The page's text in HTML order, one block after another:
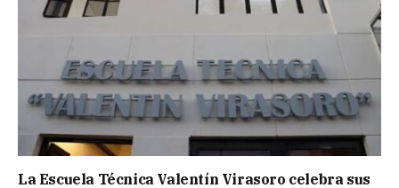
La Escuela Técnica Valentín Virasoro celebra sus